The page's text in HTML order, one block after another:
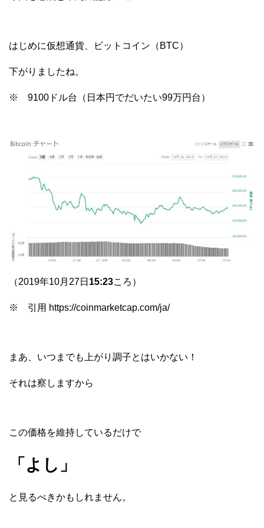
はじめに仮想通貨、ビットコイン（BTC）
下がりましたね。
※ 9100ドル台（日本円でだいたい99万円台）
（2019年10月27日 15:23ころ）
※ 引用 https://coinmarketcap.com/ja/
まあ、いつまでも上がり調子とはいかない！
それは察しますから
この価格を維持しているだけで
「よし」
と見るべきかもしれません。